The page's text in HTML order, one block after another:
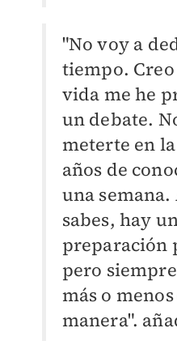
"No voy a
tiempo.
vida me he
un debate.
meterte en
años de
una
sabes, hay
preparación
pero
más o
manera".